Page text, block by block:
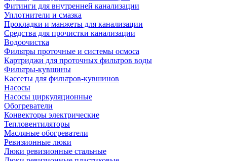
Фитинги для внутренней канализации
Уплотнители и смазка
Прокладки и манжеты для канализации
Средства для прочистки канализации
Водоочистка
Фильтры проточные и системы осмоса
Картриджи для проточных фильтров воды
Фильтры-кувшины
Кассеты для фильтров-кувшинов
Насосы
Насосы циркуляционные
Обогреватели
Конвекторы электрические
Тепловентиляторы
Масляные обогреватели
Ревизионные люки
Люки ревизионные стальные